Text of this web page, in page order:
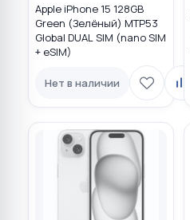
Apple iPhone 15 128GB
Green (Зелёный) MTP53
Global DUAL SIM (nano SIM
+ eSIM)
Нет в наличии